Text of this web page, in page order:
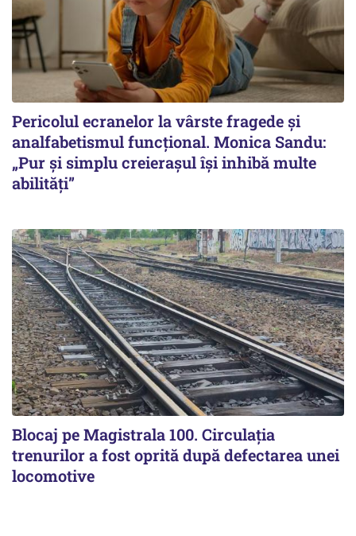
Pericolul ecranelor la vârste fragede și
analfabetismul funcțional. Monica Sandu:
„Pur și simplu creierașul își inhibă multe
abilități”
Blocaj pe Magistrala 100. Circulația
trenurilor a fost oprită după defectarea unei
locomotive